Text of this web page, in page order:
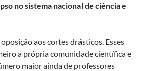
no sistema nacional de ciência e
aos cortes drásticos. Esses
a própria comunidade científica e
maior ainda de professores